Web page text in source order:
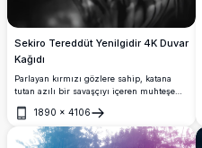
Sekiro Tereddüt Yenilgidir 4K Duvar
Kağıdı
Parlayan kırmızı gözlere sahip, katana
tutan azılı bir savaşçıyı içeren muhteşem
4K Sekiro hayran sanatı duvar kağıdı.
Üzerine kalın 'Tereddüt Yenilgidir' alıntısı
eklenmiş, karanlık, kasvetli tek renkli bir
sanat eseri.
1890 × 4106
Aç